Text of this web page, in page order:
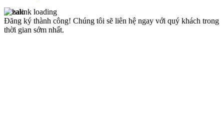
Đăng ký thành công! Chúng tôi sẽ liên hệ ngay với quý khách trong
thời gian sớm nhất.